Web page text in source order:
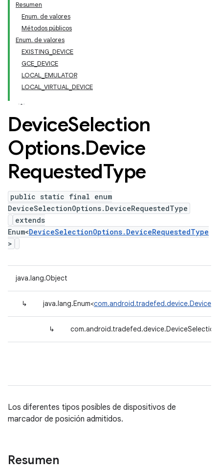
Resumen
Enum. de valores
Métodos públicos
Enum. de valores
EXISTING_DEVICE
GCE_DEVICE
LOCAL_EMULATOR
LOCAL_VIRTUAL_DEVICE
DeviceSelection
Options.Device
RequestedType
public static final enum
DeviceSelectionOptions.DeviceRequestedType
extends
Enum<DeviceSelectionOptions.DeviceRequestedType
>
java.lang.Object
↳ java.lang.Enum<
↳
Los diferentes tipos posibles de dispositivos de
marcador de posición admitidos.
Resumen